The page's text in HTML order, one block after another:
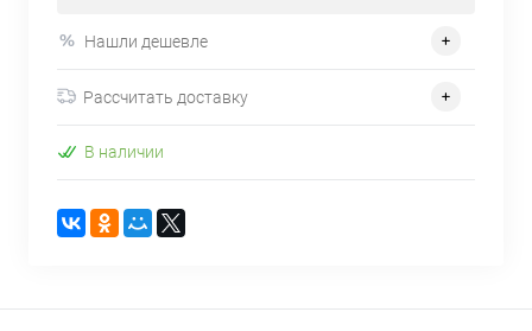
Нашли дешевле
Рассчитать доставку
В наличии